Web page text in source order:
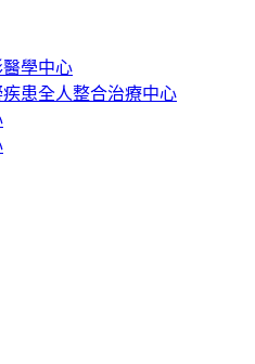
學中心
患全人整合治療中心